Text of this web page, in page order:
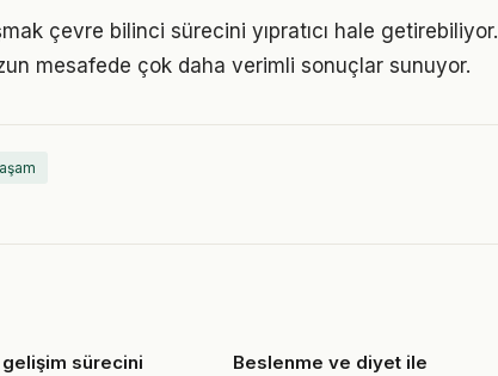
çevre bilinci sürecini yıpratıcı hale getirebiliyor.
mesafede çok daha verimli sonuçlar sunuyor.
sürecini Beslenme ve diyet ile